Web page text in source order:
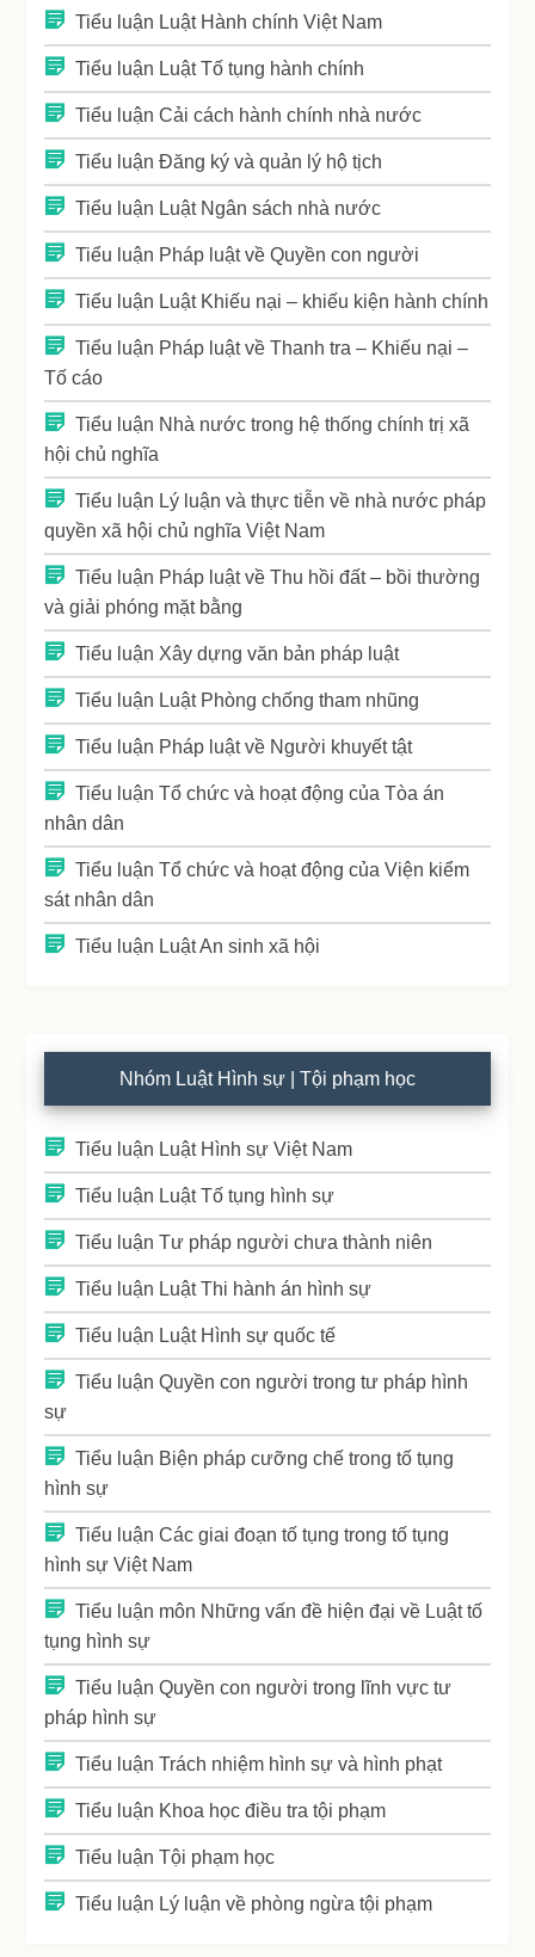
Tiểu luận Luật Hành chính Việt Nam
Tiểu luận Luật Tố tụng hành chính
Tiểu luận Cải cách hành chính nhà nước
Tiểu luận Đăng ký và quản lý hộ tịch
Tiểu luận Luật Ngân sách nhà nước
Tiểu luận Pháp luật về Quyền con người
Tiểu luận Luật Khiếu nại – khiếu kiện hành chính
Tiểu luận Pháp luật về Thanh tra – Khiếu nại –
Tố cáo
Tiểu luận Nhà nước trong hệ thống chính trị xã
hội chủ nghĩa
Tiểu luận Lý luận và thực tiễn về nhà nước pháp
quyền xã hội chủ nghĩa Việt Nam
Tiểu luận Pháp luật về Thu hồi đất – bồi thường
và giải phóng mặt bằng
Tiểu luận Xây dựng văn bản pháp luật
Tiểu luận Luật Phòng chống tham nhũng
Tiểu luận Pháp luật về Người khuyết tật
Tiểu luận Tổ chức và hoạt động của Tòa án
nhân dân
Tiểu luận Tổ chức và hoạt động của Viện kiểm
sát nhân dân
Tiểu luận Luật An sinh xã hội
Nhóm Luật Hình sự | Tội phạm học
Tiểu luận Luật Hình sự Việt Nam
Tiểu luận Luật Tố tụng hình sự
Tiểu luận Tư pháp người chưa thành niên
Tiểu luận Luật Thi hành án hình sự
Tiểu luận Luật Hình sự quốc tế
Tiểu luận Quyền con người trong tư pháp hình
sự
Tiểu luận Biện pháp cưỡng chế trong tố tụng
hình sự
Tiểu luận Các giai đoạn tố tụng trong tố tụng
hình sự Việt Nam
Tiểu luận môn Những vấn đề hiện đại về Luật tố
tụng hình sự
Tiểu luận Quyền con người trong lĩnh vực tư
pháp hình sự
Tiểu luận Trách nhiệm hình sự và hình phạt
Tiểu luận Khoa học điều tra tội phạm
Tiểu luận Tội phạm học
Tiểu luận Lý luận về phòng ngừa tội phạm